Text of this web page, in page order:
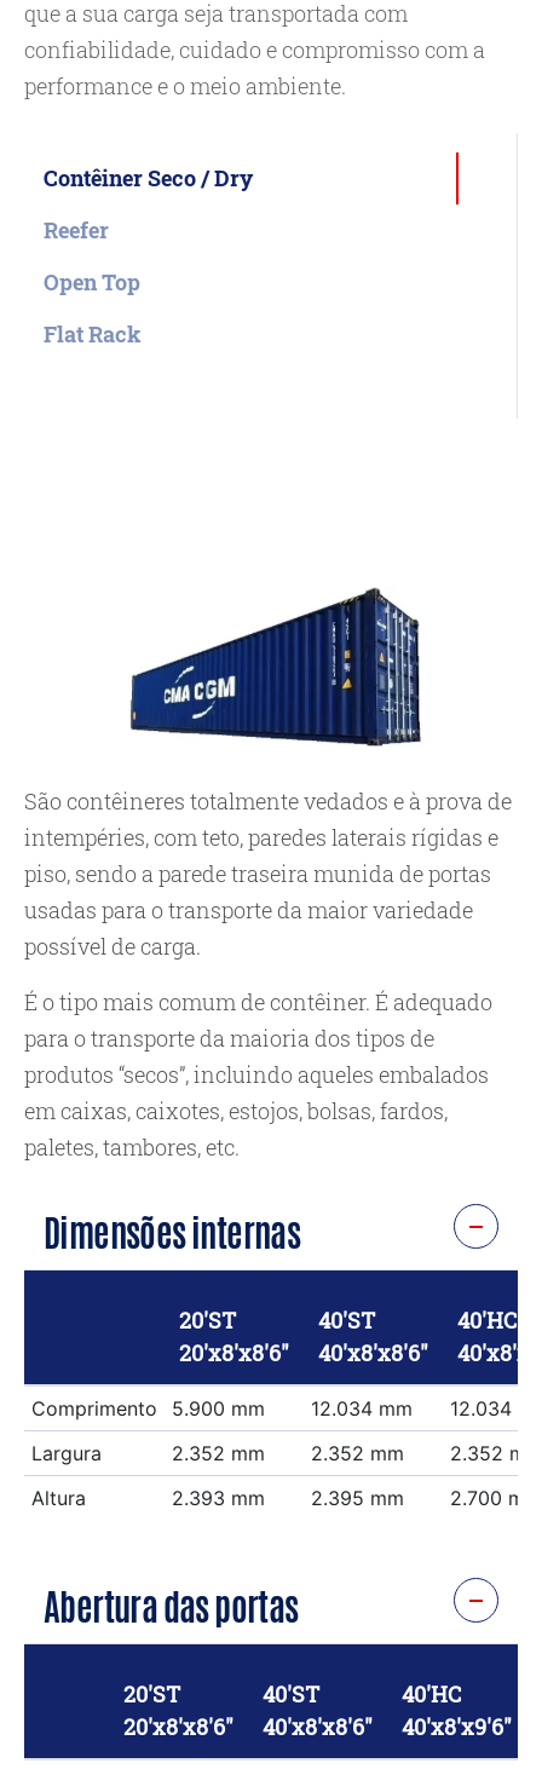
que a sua carga seja transportada com
confiabilidade, cuidado e compromisso com a
performance e o meio ambiente.
Contêiner Seco / Dry
Reefer
Open Top
Flat Rack
São contêineres totalmente vedados e à prova de
intempéries, com teto, paredes laterais rígidas e
piso, sendo a parede traseira munida de portas
usadas para o transporte da maior variedade
possível de carga.
É o tipo mais comum de contêiner. É adequado
para o transporte da maioria dos tipos de
produtos “secos”, incluindo aqueles embalados
em caixas, caixotes, estojos, bolsas, fardos,
paletes, tambores, etc.
Dimensões internas
20'ST
20'x8'x8'6"
40'ST
40'x8'x8'6"
40'HC
Comprimento 5.900 mm 12.034 mm
12.034
Largura
2.352 mm 2.352 mm
2.352 mm
Altura
2.393 mm 2.395 mm 2.700 mm
Abertura das portas
20'ST
20'x8'x8'6"
40'ST
40'x8'x8'6"
40'HC
40'x8'x9'6"